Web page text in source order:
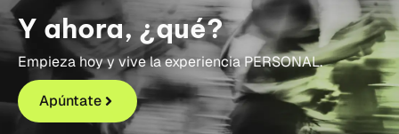
Y ahora, ¿qué?
Empieza hoy y vive la experiencia PERSONAL.
Apúntate